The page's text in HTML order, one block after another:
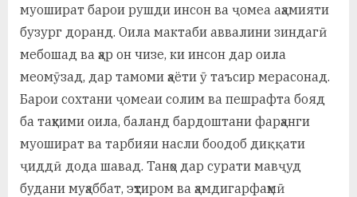
муошират барои рушди инсон ва ҷомеа аҳамияти
бузург доранд. Оила мактаби аввалини зиндагӣ
мебошад ва ҳар он чизе, ки инсон дар оила
меомӯзад, дар тамоми ҳаёти ӯ таъсир мерасонад.
Барои сохтани ҷомеаи солим ва пешрафта бояд
ба таҳкими оила, баланд бардоштани фарҳанги
муошират ва тарбияи насли боодоб диққати
ҷиддӣ дода шавад. Танҳо дар сурати мавҷуд
будани муҳаббат, эҳтиром ва ҳамдигарфаҳмӣ